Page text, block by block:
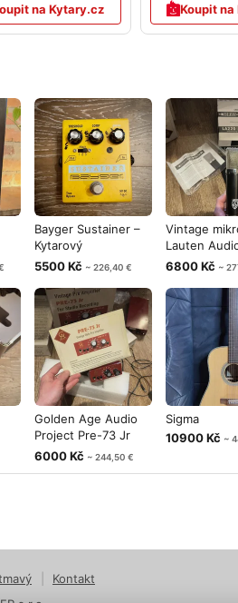
na Kytary.cz Koupit
Bayger Sustainer –
Kytarový
kompresor/sustai
5500 Kč ~ 226,40 €
Vintage
Lauten
220
6800 Kč ~
a
Golden Age Audio
Project Pre-73 Jr
MKII (UPGR
6000 Kč ~ 244,50 €
Sigma
10900 Kč ~
Kontakt